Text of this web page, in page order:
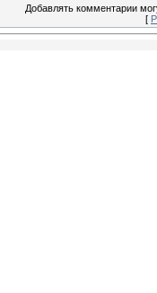
Добавлять комментарии
[